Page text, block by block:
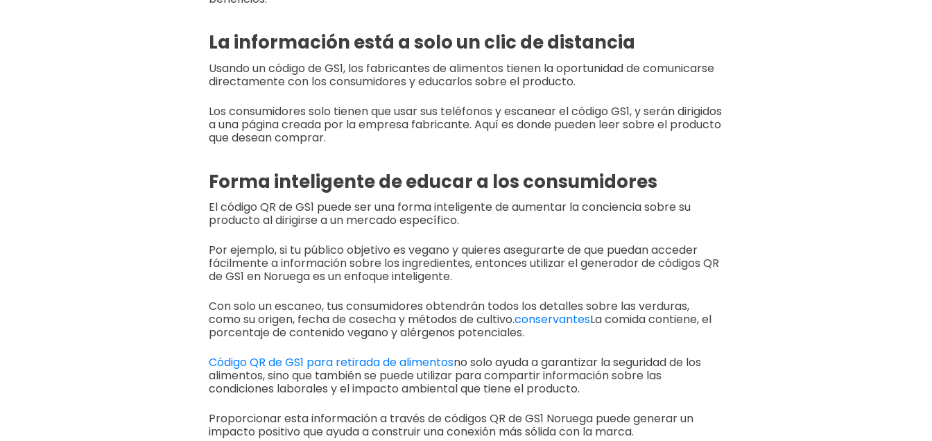
La información está a solo un clic de distancia
Usando un código de GS1, los fabricantes de alimentos tienen la oportunidad de comunicarse
directamente con los consumidores y educarlos sobre el producto.
Los consumidores solo tienen que usar sus teléfonos y escanear el código GS1, y serán dirigidos
a una página creada por la empresa fabricante. Aquí es donde pueden leer sobre el producto
que desean comprar.
Forma inteligente de educar a los consumidores
El código QR de GS1 puede ser una forma inteligente de aumentar la conciencia sobre su
producto al dirigirse a un mercado específico.
Por ejemplo, si tu público objetivo es vegano y quieres asegurarte de que puedan acceder
fácilmente a información sobre los ingredientes, entonces utilizar el generador de códigos QR
de GS1 en Noruega es un enfoque inteligente.
Con solo un escaneo, tus consumidores obtendrán todos los detalles sobre las verduras,
como su origen, fecha de cosecha y métodos de cultivo.conservantesLa comida contiene, el
porcentaje de contenido vegano y alérgenos potenciales.
Código QR de GS1 para retirada de alimentosno solo ayuda a garantizar la seguridad de los
alimentos, sino que también se puede utilizar para compartir información sobre las
condiciones laborales y el impacto ambiental que tiene el producto.
Proporcionar esta información a través de códigos QR de GS1 Noruega puede generar un
impacto positivo que ayuda a construir una conexión más sólida con la marca.